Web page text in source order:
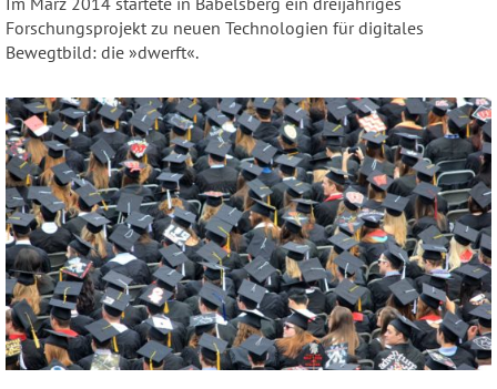
Forschungsprojekt zu neuen Technologien für digitales
Bewegtbild: die »dwerft«.